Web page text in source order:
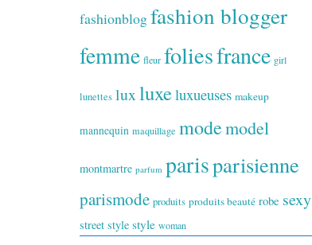
fashionblogfashion blogger
femme fleur foliesfrance girl
lunettes luxluxeluxueuses makeup
mannequin maquillage modemodel
montmartre parfum parisparisienne
parismode produits produits beauté robe sexy
street style style woman